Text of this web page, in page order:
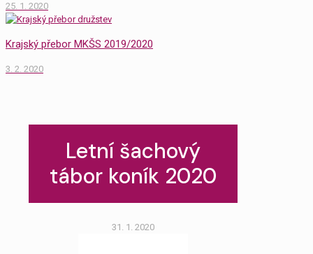
25. 1. 2020
Krajský přebor MKŠS 2019/2020
3. 2. 2020
Letní šachový
tábor koník 2020
31. 1. 2020